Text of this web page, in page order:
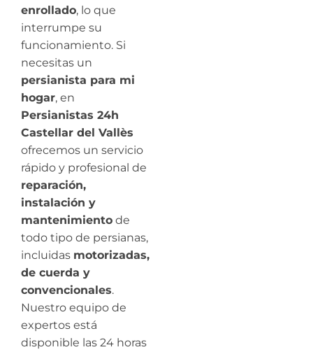
enrollado, lo que
interrumpe su
funcionamiento. Si
necesitas un
persianista para mi
hogar, en
Persianistas 24h
Castellar del Vallès
ofrecemos un servicio
rápido y profesional de
reparación,
instalación y
mantenimiento de
todo tipo de persianas,
incluidas motorizadas,
de cuerda y
convencionales.
Nuestro equipo de
expertos está
disponible las 24 horas